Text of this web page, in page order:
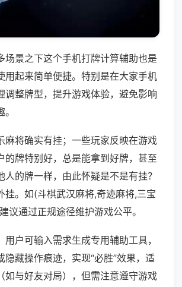
场景之下这个手机打牌计算辅助也是
用起来简单便捷。特别是在大家手机
调整牌型，提升游戏体验，避免影响
麻将确实有挂；一些玩家反映在游戏
的牌特别好，总是能拿到好牌，甚至
人的牌一样，由此怀疑是不是有挂？
挂。如(斗棋武汉麻将,奇迹麻将,三宝
议通过正规途径维护游戏公平。
用户可输入需求生成专用辅助工具，
隐藏操作痕迹，实现“必胜”效果，适
如与好友对局），但需注意遵守游戏